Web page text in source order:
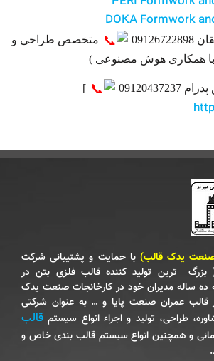
DOKA
متخصص طراحی و
همکاری هوش مصنوعی )
]
یدک قالب)با حمایت و پشتیبانی شرکت
ترین تولید کننده قالب فلزی بتن در
ده ساله مدیران خود در کارخانجات صنعت یدک
عمران صنعت پایا و … به عنوان شرکتی
طراحی‌، تولید و اجراء انواع سیستمقالب
و همچنین انواع سیستم قالب بندی خاص و